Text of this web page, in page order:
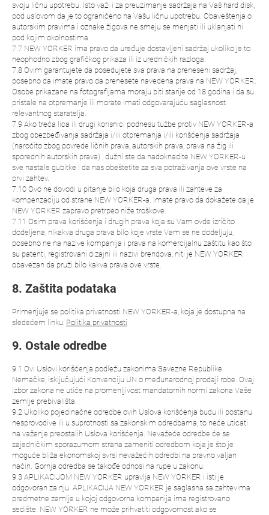
svoju ličnu upotrebu. Isto važi i za preuzimanje sadržaja na Vaš hard disk,
pod uslovom da je to ograničeno na Vašu ličnu upotrebu. Obaveštenja o
autorskim pravima i oznake žigova ne smeju se menjati ili uklanjati ni
pod kojim okolnostima.
7.7 NEW YORKER ima pravo da uređuje dostavljeni sadržaj ukoliko je to
neophodno zbog grafičkog prikaza ili iz uredničkih razloga.
7.8 Ovim garantujete da posedujete sva prava na preneseni sadržaj,
posebno da imate pravo da prenesete navedena prava na NEW YORKER.
Osobe prikazane na fotografijama moraju biti starije od 18 godina i da su
pristale na otpremanje ili morate imati odgovarajuću saglasnost
relevantnog staratelja.
7.9 Ako treća lica ili drugi korisnici podnesu tužbe protiv NEW YORKER-a
zbog obezbeđivanja sadržaja i/ili otpremanja i/ili korišćenja sadržaja
(naročito zbog povrede ličnih prava, autorskih prava, prava na žig ili
sporednih autorskih prava) , dužni ste da nadoknadite NEW YORKER-u
sve nastale gubitke i da nas obeštetite za sva potraživanja ove vrste na
prvi zahtev.
7.10 Ovo ne dovodi u pitanje bilo koja druga prava ili zahteve za
kompenzaciju od strane NEW YORKER-a. Imate pravo da dokažete da je
NEW YORKER zapravo pretrpeo niže troškove.
7.11 Osim prava korišćenja i drugih prava koja su Vam ovde izričito
dodeljena, nikakva druga prava bilo koje vrste Vam se ne dodeljuju,
posebno ne na nazive kompanija i prava na komercijalnu zaštitu kao što
su patenti, registrovani dizajni ili nazivi brendova, niti je NEW YORKER
obavezan da pruži bilo kakva prava ove vrste.
8. Zaštita podataka
Primenjuje se politika privatnosti NEW YORKER-a, koja je dostupna na
sledećem linku: Politika privatnosti
9. Ostale odredbe
9.1 Ovi Uslovi korišćenja podležu zakonima Savezne Republike
Nemačke, isključujući Konvenciju UN o međunarodnoj prodaji robe. Ovaj
izbor zakona ne utiče na promenljivost mandatornih normi zakona Vaše
zemlje prebivališta.
9.2 Ukoliko pojedinačne odredbe ovih Uslova korišćenja budu ili postanu
nesprovodive ili u suprotnosti sa zakonskim odredbama, to neće uticati
na važenje preostalih Uslova korišćenja. Nevažeće odredbe će se
zajedničkim sporazumom strana zameniti odredbom koja je što je
moguće bliža ekonomskoj svrsi nevažećih odredbi na pravno valjan
način. Gornja odredba se takođe odnosi na rupe u zakonu.
9.3 APLIKACIJOM NEW YORKER upravlja NEW YORKER i isti je
odgovoran za nju. APLIKACIJA NEW YORKER je saglasna sa zahtevima
predmetne zemlje u kojoj odgovorna kompanija ima registrovano
sedište. NEW YORKER ne može prihvatiti odgovornost ako se